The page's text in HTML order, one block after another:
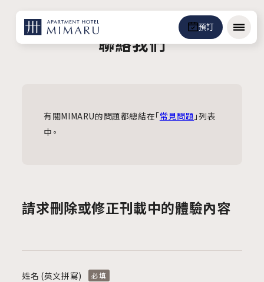
選單
預訂
聯絡我們
有關MIMARU的問題都總結在「常見問題 」列表
中。
請求刪除或修正刊載中的體驗內容
姓名 (英文拼寫) 必填